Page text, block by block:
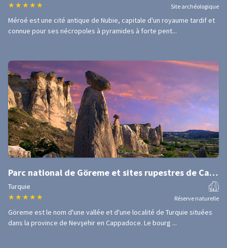
★ ★ ★ ★ ★ Site archéologique
Méroé est une cité antique de Nubie, capitale d'un royaume tardif et
connue pour ses nécropoles à pyramides à forte pent...
Parc national de Göreme et sites rupestres de Cappadoce
Turquie
★ ★ ★ ★ ★ Réserve naturelle
Göreme est le nom d'une vallée et d'une localité de Turquie situées
dans la province de Nevşehir en Cappadoce. Le bourg ...